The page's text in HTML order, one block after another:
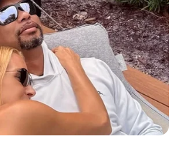
valideyn nəzarəti
0 0